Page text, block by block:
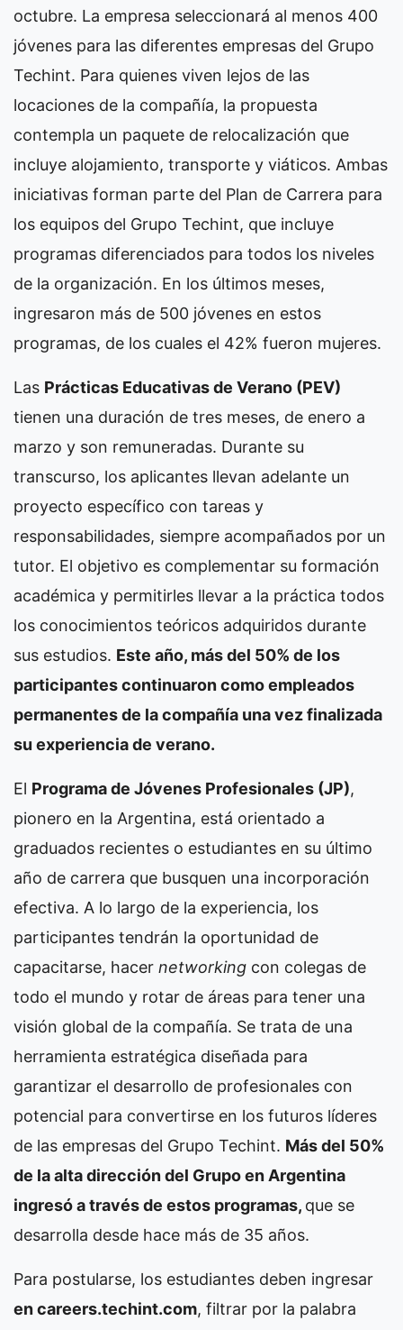
octubre. La empresa seleccionará al menos 400
jóvenes para las diferentes empresas del Grupo
Techint. Para quienes viven lejos de las
locaciones de la compañía, la propuesta
contempla un paquete de relocalización que
incluye alojamiento, transporte y viáticos. Ambas
iniciativas forman parte del Plan de Carrera para
los equipos del Grupo Techint, que incluye
programas diferenciados para todos los niveles
de la organización. En los últimos meses,
ingresaron más de 500 jóvenes en estos
programas, de los cuales el 42% fueron mujeres.
Las Prácticas Educativas de Verano (PEV)
tienen una duración de tres meses, de enero a
marzo y son remuneradas. Durante su
transcurso, los aplicantes llevan adelante un
proyecto específico con tareas y
responsabilidades, siempre acompañados por un
tutor. El objetivo es complementar su formación
académica y permitirles llevar a la práctica todos
los conocimientos teóricos adquiridos durante
sus estudios. Este año, más del 50% de los
participantes continuaron como empleados
permanentes de la compañía una vez finalizada
su experiencia de verano.
El Programa de Jóvenes Profesionales (JP),
pionero en la Argentina, está orientado a
graduados recientes o estudiantes en su último
año de carrera que busquen una incorporación
efectiva. A lo largo de la experiencia, los
participantes tendrán la oportunidad de
capacitarse, hacer networking con colegas de
todo el mundo y rotar de áreas para tener una
visión global de la compañía. Se trata de una
herramienta estratégica diseñada para
garantizar el desarrollo de profesionales con
potencial para convertirse en los futuros líderes
de las empresas del Grupo Techint. Más del 50%
de la alta dirección del Grupo en Argentina
ingresó a través de estos programas, que se
desarrolla desde hace más de 35 años.
Para postularse, los estudiantes deben ingresar
en careers.techint.com, filtrar por la palabra